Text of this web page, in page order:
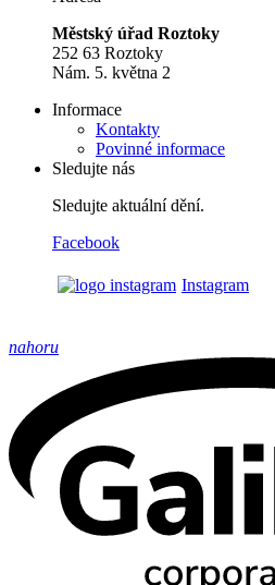
Městský úřad Roztoky
252 63 Roztoky
Nám. 5. května 2
Informace
Kontakty
Povinné informace
Sledujte nás
Sledujte aktuální dění.
Facebook
Instagram
nahoru